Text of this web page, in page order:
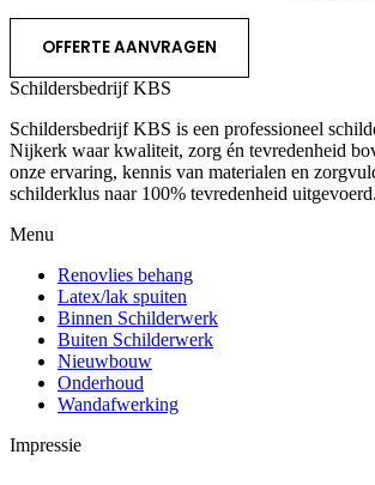
OFFERTE AANVRAGEN
Schildersbedrijf KBS
Schildersbedrijf KBS is een professioneel
Nijkerk waar kwaliteit, zorg én tevredenheid
onze ervaring, kennis van materialen en
schilderklus naar 100% tevredenheid uitgevoerd.
Menu
Renovlies behang
Latex/lak spuiten
Binnen Schilderwerk
Buiten Schilderwerk
Nieuwbouw
Onderhoud
Wandafwerking
Impressie